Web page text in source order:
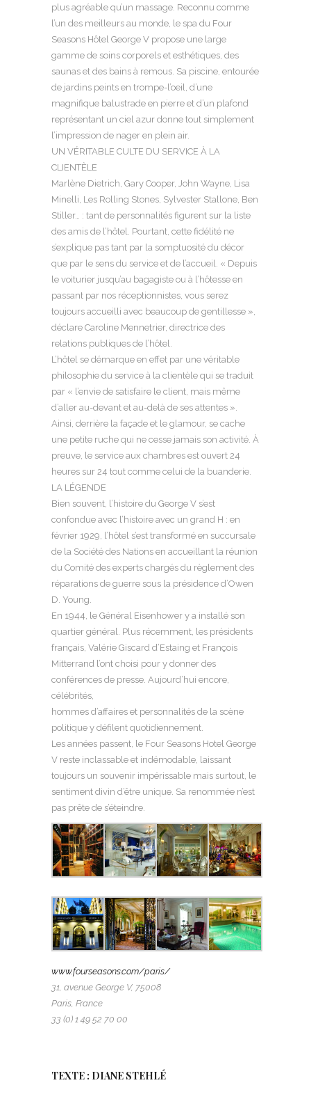
plus agréable qu’un massage. Reconnu comme
l’un des meilleurs au monde, le spa du Four
Seasons Hôtel George V propose une large
gamme de soins corporels et esthétiques, des
saunas et des bains à remous. Sa piscine, entourée
de jardins peints en trompe-l’oeil, d’une
magnifique balustrade en pierre et d’un plafond
représentant un ciel azur donne tout simplement
l’impression de nager en plein air.
UN VÉRITABLE CULTE DU SERVICE À LA
CLIENTÈLE
Marlène Dietrich, Gary Cooper, John Wayne, Lisa
Minelli, Les Rolling Stones, Sylvester Stallone, Ben
Stiller… : tant de personnalités figurent sur la liste
des amis de l’hôtel. Pourtant, cette fidélité ne
s’explique pas tant par la somptuosité du décor
que par le sens du service et de l’accueil. « Depuis
le voiturier jusqu’au bagagiste ou à l’hôtesse en
passant par nos réceptionnistes, vous serez
toujours accueilli avec beaucoup de gentillesse »,
déclare Caroline Mennetrier, directrice des
relations publiques de l’hôtel.
L’hôtel se démarque en effet par une véritable
philosophie du service à la clientèle qui se traduit
par « l’envie de satisfaire le client, mais même
d’aller au-devant et au-delà de ses attentes ».
Ainsi, derrière la façade et le glamour, se cache
une petite ruche qui ne cesse jamais son activité. À
preuve, le service aux chambres est ouvert 24
heures sur 24 tout comme celui de la buanderie.
LA LÉGENDE
Bien souvent, l’histoire du George V s’est
confondue avec l’histoire avec un grand H : en
février 1929, l’hôtel s’est transformé en succursale
de la Société des Nations en accueillant la réunion
du Comité des experts chargés du règlement des
réparations de guerre sous la présidence d’Owen
D. Young.
En 1944, le Général Eisenhower y a installé son
quartier général. Plus récemment, les présidents
français, Valérie Giscard d’Estaing et François
Mitterrand l’ont choisi pour y donner des
conférences de presse. Aujourd’hui encore,
célébrités,
hommes d’affaires et personnalités de la scène
politique y défilent quotidiennement.
Les années passent, le Four Seasons Hotel George
V reste inclassable et indémodable, laissant
toujours un souvenir impérissable mais surtout, le
sentiment divin d’être unique. Sa renommée n’est
pas prête de s’éteindre.
www.fourseasons.com/paris/
31, avenue George V, 75008
Paris, France
33 (0) 1 49 52 70 00
TEXTE : DIANE STEHLÉ